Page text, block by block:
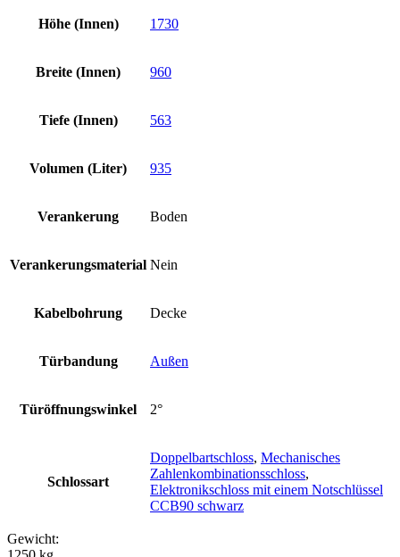
Höhe (Innen) 1730
Breite (Innen) 960
Tiefe (Innen) 563
Volumen (Liter) 935
Verankerung Boden
Verankerungsmaterial Nein
Kabelbohrung Decke
Türbandung Außen
Türöffnungswinkel 2°
Schlossart
Doppelbartschloss, Mechanisches
Zahlenkombinationsschloss,
Elektronikschloss mit einem Notschlüssel
CCB90 schwarz
Gewicht: